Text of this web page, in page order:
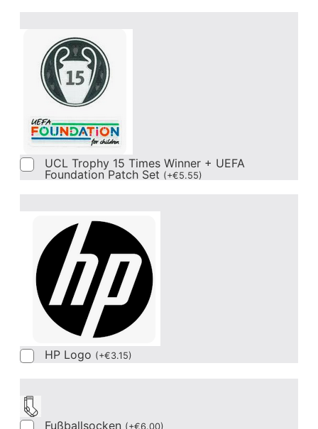
UCL Trophy 15 Times Winner + UEFA
Foundation Patch Set (+€5.55)
HP Logo (+€3.15)
Fußballsocken (+€6.00)